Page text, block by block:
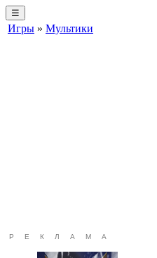
☰
Игры » Мультики
РЕКЛАМА